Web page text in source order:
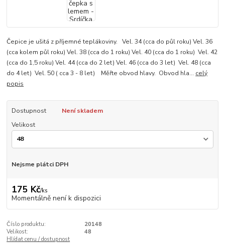
Čepice je ušitá z příjemné teplákoviny. Vel. 34 (cca do půl roku) Vel. 36
(cca kolem půl roku) Vel. 38 (cca do 1 roku) Vel. 40 (cca do 1 roku) Vel. 42
(cca do 1,5 roku) Vel. 44 (cca do 2 let) Vel. 46 (cca do 3 let) Vel. 48 (cca
do 4 let) Vel. 50 ( cca 3 - 8 let) Měřte obvod hlavy. Obvod hla... celý
popis
Dostupnost
Není skladem
Velikost
Nejsme plátci DPH
175 Kč/ks
Momentálně není k dispozici
Číslo produktu:
20148
Velikost:
48
Hlídat cenu / dostupnost